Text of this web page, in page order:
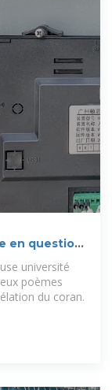
en question
université
poèmes
du coran.